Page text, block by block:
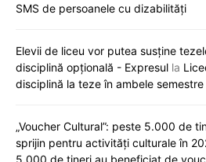
SMS de persoanele cu dizabilități
Elevii de liceu vor putea susține
disciplină opțională - Expresul la
disciplină la teze în ambele semestre
„Voucher Cultural”: peste 5.000 de
sprijin pentru activități culturale în
5.000 de tineri au beneficiat de